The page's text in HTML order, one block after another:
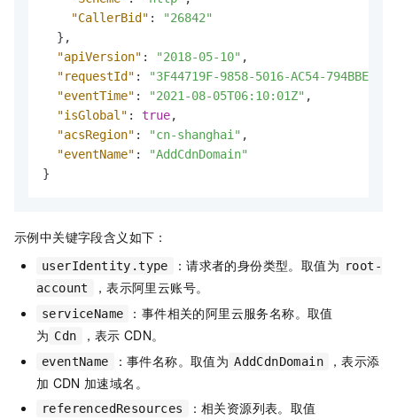
"CallerBid" :
"26842"
} ,
"apiVersion" : "2018-05-10" ,
"requestId" :
"3F44719F-9858-5016-AC54-
"eventTime" : "2021-08-05T06:10:01Z" ,
"isGlobal" : true,
"acsRegion" : "cn-shanghai" ,
"eventName" :
"AddCdnDomain"
}
示例中关键字段含义如下：
userIdentity.type ：请求者的身份类型。取值为 root-
account
，表示阿里云账号。
serviceName
：事件相关的阿里云服务名称。取值
为 Cdn ，表示 CDN。
eventName ：事件名称。取值为 AddCdnDomain
，表示添
加 CDN 加速域名。
referencedResources
：相关资源列表。取值